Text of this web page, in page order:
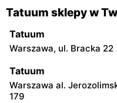
Tatuum sklepy w
Tatuum
Warszawa, ul. Bracka 22
Tatuum
Warszawa al.
179